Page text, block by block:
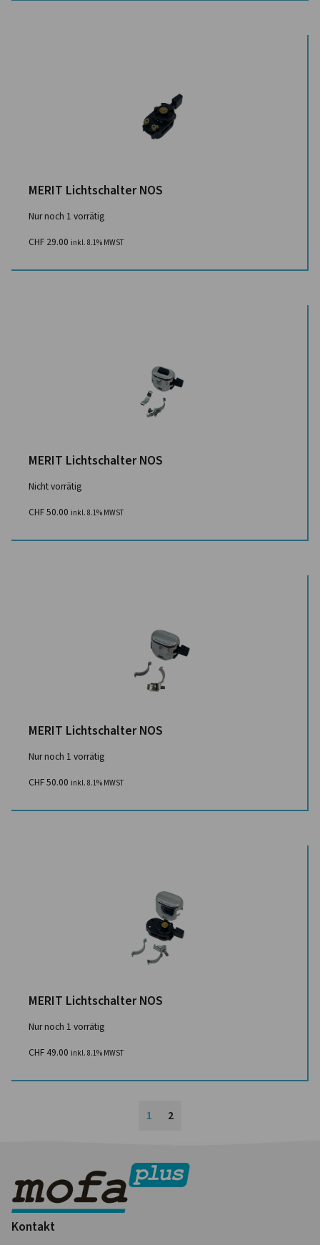
MERIT Lichtschalter NOS
Nur noch 1 vorrätig
CHF 29.00 inkl. 8.1% MWST
MERIT Lichtschalter NOS
Nicht vorrätig
CHF50.00 inkl. 8.1% MWST
MERIT Lichtschalter NOS
Nur noch 1 vorrätig
CHF50.00 inkl. 8.1% MWST
MERIT Lichtschalter NOS
Nur noch 1 vorrätig
CHF 49.00 inkl. 8.1% MWST
1 2
Kontakt